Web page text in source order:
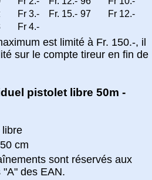
Fr 3.- Fr. 15.- 97
Fr 12.-
Fr 4.-
est limité à Fr. 150.-, il
sur le compte tireur en fin de
pistolet libre 50m -
libre
cm
sont réservés aux
"A" des EAN.